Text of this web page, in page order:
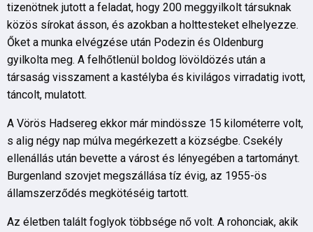
tizenötnek jutott a feladat, hogy 200 meggyilkolt társuknak
közös sírokat ásson, és azokban a holttesteket elhelyezze.
Őket a munka elvégzése után Podezin és Oldenburg
gyilkolta meg. A felhőtlenül boldog lövöldözés után a
társaság visszament a kastélyba és kivilágos virradatig ivott,
táncolt, mulatott.
A Vörös Hadsereg ekkor már mindössze 15 kilométerre volt,
s alig négy nap múlva megérkezett a községbe. Csekély
ellenállás után bevette a várost és lényegében a tartományt.
Burgenland szovjet megszállása tíz évig, az 1955-ös
államszerződés megkötéséig tartott.
Az életben talált foglyok többsége nő volt. A rohonciak, akik